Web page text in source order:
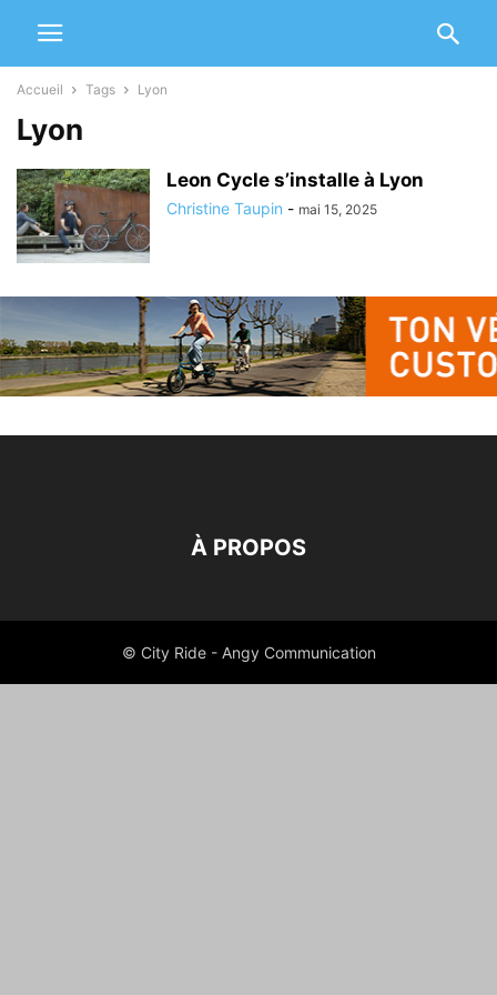
Accueil Tags Lyon
Lyon
Leon Cycle s’installe à Lyon
Christine Taupin - mai 15, 2025
À PROPOS
© City Ride - Angy Communication